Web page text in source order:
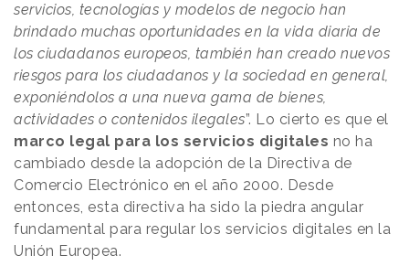
servicios, tecnologías y modelos de negocio han
brindado muchas oportunidades en la vida diaria de
los ciudadanos europeos, también han creado nuevos
riesgos para los ciudadanos y la sociedad en general,
exponiéndolos a una nueva gama de bienes,
actividades o contenidos ilegales”. Lo cierto es que el
marco legal para los servicios digitales no ha
cambiado desde la adopción de la Directiva de
Comercio Electrónico en el año 2000. Desde
entonces, esta directiva ha sido la piedra angular
fundamental para regular los servicios digitales en la
Unión Europea.